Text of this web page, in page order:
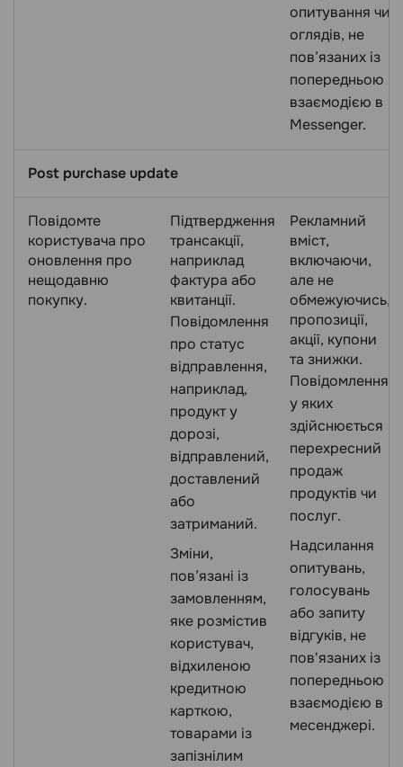
опитування чи
оглядів, не
пов’язаних із
попередньою
взаємодією в
Messenger.
Post purchase update
Повідомте
користувача про
оновлення про
нещодавню
покупку.
Підтвердження
трансакції,
наприклад
фактура або
квитанції.
Повідомлення
про статус
відправлення,
наприклад,
продукт у
дорозі,
відправлений,
доставлений
або
затриманий.
Зміни,
пов’язані із
замовленням,
яке розмістив
користувач,
відхиленою
кредитною
карткою,
товарами із
запізнілим
Рекламний
вміст,
включаючи,
але не
обмежуючись,
пропозиції,
акції, купони
та знижки.
Повідомлення,
у яких
здійснюється
перехресний
продаж
продуктів чи
послуг.
Надсилання
опитувань,
голосувань
або запиту
відгуків, не
пов'язаних із
попередньою
взаємодією в
месенджері.